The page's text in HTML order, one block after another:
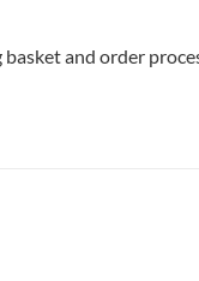
and order